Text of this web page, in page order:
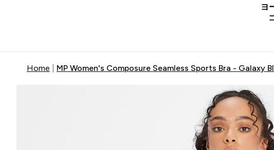
ヨ
Home MP Women's Composure Seamless Sports Bra - Galaxy